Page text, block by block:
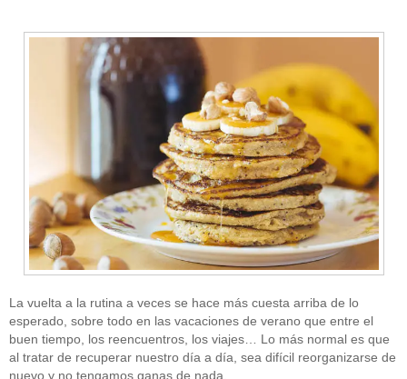
La vuelta a la rutina a veces se hace más cuesta arriba de lo
esperado, sobre todo en las vacaciones de verano que entre el
buen tiempo, los reencuentros, los viajes… Lo más normal es que
al tratar de recuperar nuestro día a día, sea difícil reorganizarse de
nuevo y no tengamos ganas de nada.